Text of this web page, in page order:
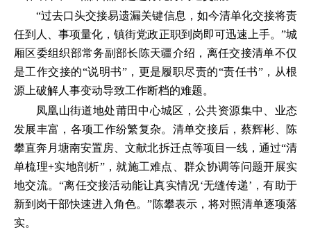
“过去口头交接易遗漏关键信息，如今清单化交接将责
任到人、事项量化，镇街党政正职到岗即可迅速上手。”城
厢区委组织部常务副部长陈天疆介绍，离任交接清单不仅
是工作交接的“说明书”，更是履职尽责的“责任书”，从根
源上破解人事变动导致工作断档的难题。
凤凰山街道地处莆田中心城区，公共资源集中、业态
发展丰富，各项工作纷繁复杂。清单交接后，蔡辉彬、陈
攀直奔月塘南安置房、文献北拆迁点等项目一线，通过“清
单梳理+实地剖析”，就施工难点、群众协调等问题开展实
地交流。“离任交接活动能让真实情况‘无缝传递’，有助于
新到岗干部快速进入角色。”陈攀表示，将对照清单逐项落
实。